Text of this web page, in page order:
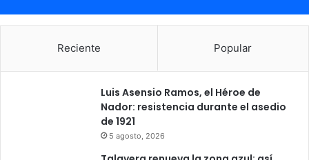
Reciente Popular
Luis Asensio Ramos, el Héroe de
Nador: resistencia durante el asedio
de 1921
5 agosto, 2026